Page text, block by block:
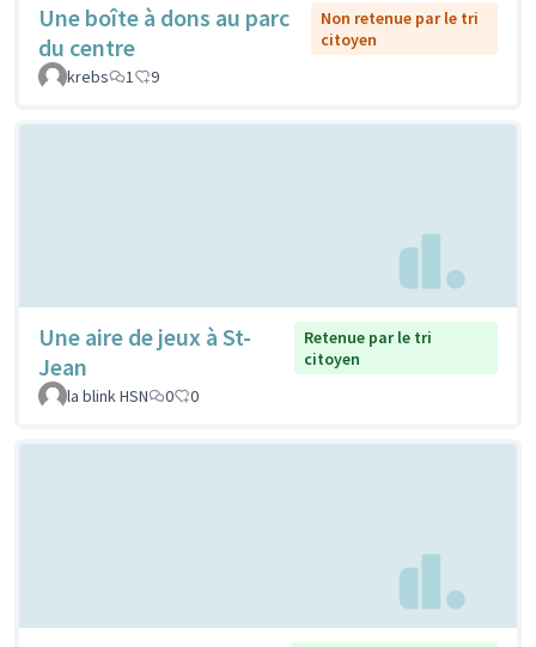
Une boîte à dons au parc
du centre
Non retenue par le tri
citoyen
krebs
1 9
Une aire de jeux à St-
Jean
Retenue par le tri
citoyen
la blink HSN
0 0